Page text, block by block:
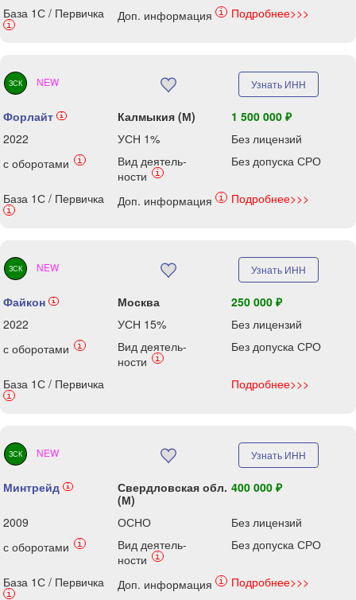
База 1С / Первичка
i
Доп. информация i Подробнее>>>
ЗСК NEW Узнать ИНН
Форлайт i Калмыкия (М)
1 500 000 ₽
2022
УСН 1%
Без лицензий
с оборотами
i
Вид деятель-
ности
i
Без допуска СРО
База 1С / Первичка
i
Доп. информация i Подробнее>>>
ЗСК NEW Узнать ИНН
Файкон i Москва
250 000 ₽
2022
УСН 15%
Без лицензий
с оборотами
i
Вид деятель-
ности
i
Без допуска СРО
База 1С / Первичка
i
Подробнее>>>
ЗСК NEW Узнать ИНН
Минтрейд i
Свердловская обл.
(М)
400 000 ₽
2009 ОСНО
Без лицензий
с оборотами
i
Вид деятель-
ности
i
Без допуска СРО
База 1С / Первичка
i
Доп. информация i Подробнее>>>